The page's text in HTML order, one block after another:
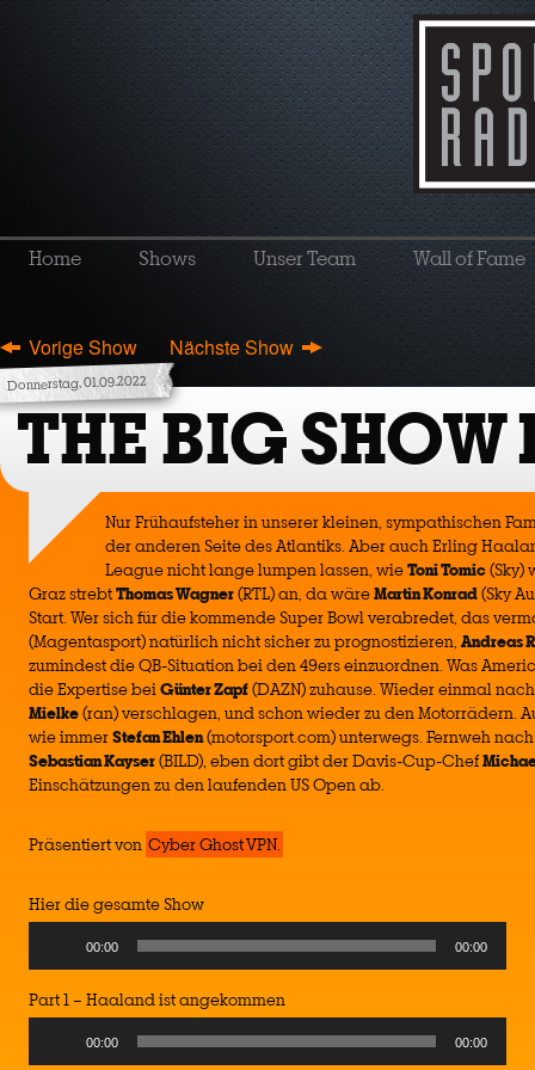
Home Shows Unser Team Wall of Fame
Vorige Show Nächste Show
Donnerstag, 01.09.2022
THE BIG
Nur Frühaufsteher in unserer kleinen, sympathischen
der anderen Seite des Atlantiks. Aber auch Erling
League nicht lange lumpen lassen, wieToni Tomic(Sky)
Graz strebtThomas Wagner(RTL) an, da wäreMartin Konrad(Sky
Start. Wer sich für die kommende Super Bowl verabredet, das
(Magentasport) natürlich nicht sicher zu prognostizieren, Andreas
zumindest die QB-Situation bei den 49ers einzuordnen. Was
die Expertise beiGünter Zapf(DAZN) zuhause. Wieder einmal
Mielke(ran) verschlagen, und schon wieder zu den Motorrädern.
wie immerStefan Ehlen(motorsport.com) unterwegs. Fernweh
Sebastian Kayser(BILD), eben dort gibt der Davis-Cup-Chef
Einschätzungen zu den laufenden US Open ab.
Präsentiert von Cyber Ghost VPN.
Hier die gesamte Show
Player
00:00 00:00
Part 1 – Haaland ist angekommen
00:00 00:00